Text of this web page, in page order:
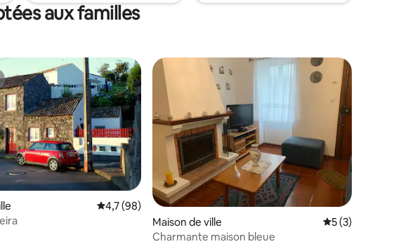
aux familles
base de 62 commentaires : 4,85 sur 5Évaluation moyenne sur la base de 98 commentaires : 4,7 sur 5
4,7 (98)
Maison de ville Évaluation
5 (3)
Charmante maison bleue